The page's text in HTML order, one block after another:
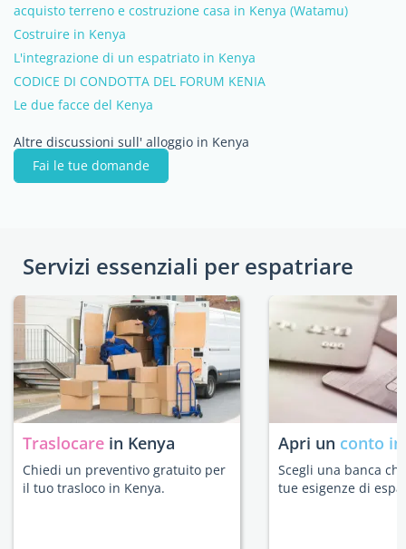
acquisto terreno e costruzione casa in Kenya (Watamu)
Costruire in Kenya
L'integrazione di un espatriato in Kenya
CODICE DI CONDOTTA DEL FORUM KENIA
Le due facce del Kenya
Altre discussioni sull' alloggio in Kenya
Fai le tue domande
Servizi essenziali per espatriare
Traslocare in Kenya
Chiedi un preventivo gratuito per
il tuo trasloco in Kenya.
Apri un conto
Scegli una banca
tue esigenze di